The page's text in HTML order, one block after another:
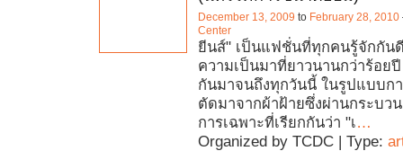
December 13, 2009 to February 28, 2010
Center
ยีนส์" เป็นแฟชั่นที่ทุกคนรู้จักกัน
ความเป็นมาที่ยาวนานกว่าร้อย
กันมาจนถึงทุกวันนี้ ในรูปแบบกา
ตัดมาจากผ้าฝ้ายซึ่งผ่านกระบว
การเฉพาะที่เรียกกันว่า "เ…
Organized by TCDC | Type: